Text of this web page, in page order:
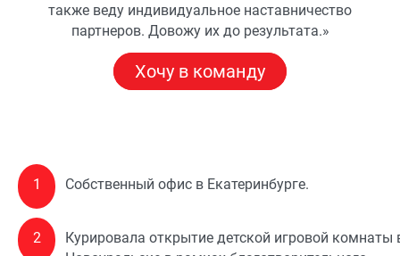
также веду индивидуальное наставничество
партнеров. Довожу их до результата.»
Хочу в команду
1 Собственный офис в Екатеринбурге.
2
Курировала открытие детской игровой комнаты